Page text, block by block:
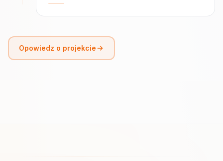
Opowiedz o projekcie